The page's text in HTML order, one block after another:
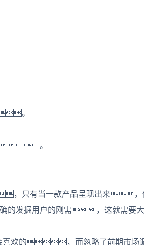
。
。
，只有当一款产品呈现出来
用户的刚需，这就需要大
欢的，而忽略了前期市场调